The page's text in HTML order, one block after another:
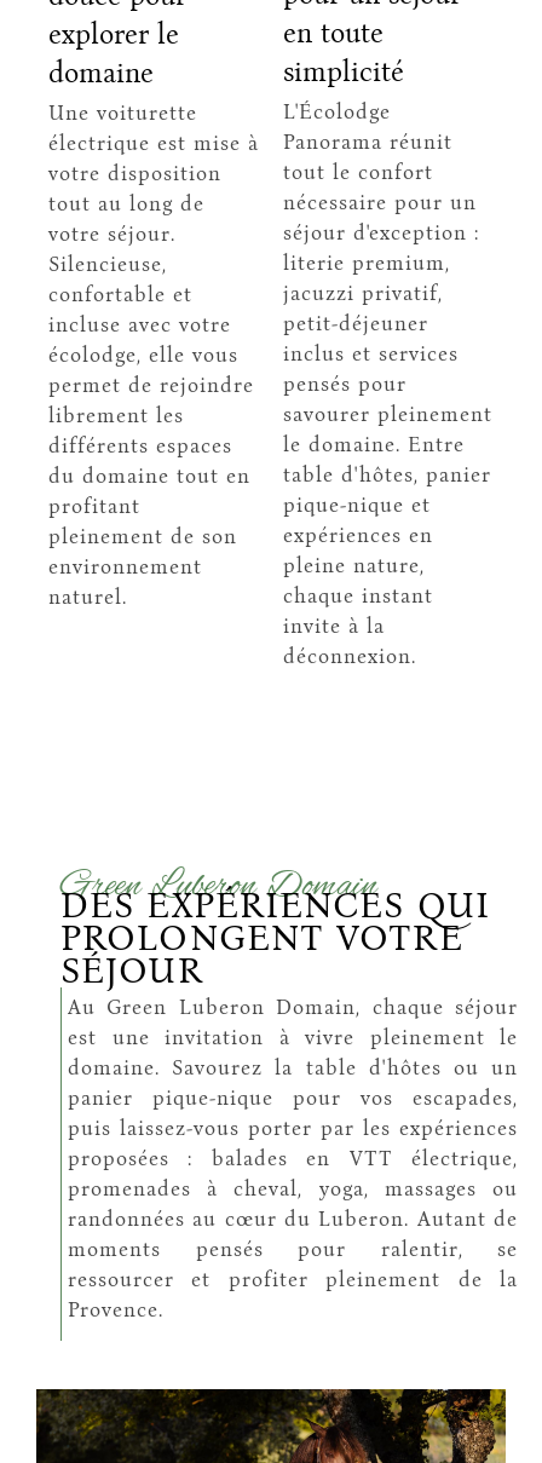
explorer le
domaine
Une voiturette
électrique est mise à
votre disposition
tout au long de
votre séjour.
Silencieuse,
confortable et
incluse avec votre
écolodge, elle vous
permet de rejoindre
librement les
différents espaces
du domaine tout en
profitant
pleinement de son
environnement
naturel.
en toute
simplicité
L'Écolodge
Panorama réunit
tout le confort
nécessaire pour un
séjour d'exception :
literie premium,
jacuzzi privatif,
petit-déjeuner
inclus et services
pensés pour
savourer pleinement
le domaine. Entre
table d'hôtes, panier
pique-nique et
expériences en
pleine nature,
chaque instant
invite à la
déconnexion.
Green Luberon Domain
DES EXPÉRIENCES QUI
PROLONGENT VOTRE
SÉJOUR​
Au Green Luberon Domain, chaque séjour
est une invitation à vivre pleinement le
domaine. Savourez la table d'hôtes ou un
panier pique-nique pour vos escapades,
puis laissez-vous porter par les expériences
proposées : balades en VTT électrique,
promenades à cheval, yoga, massages ou
randonnées au cœur du Luberon. Autant de
moments pensés pour ralentir, se
ressourcer et profiter pleinement de la
Provence.